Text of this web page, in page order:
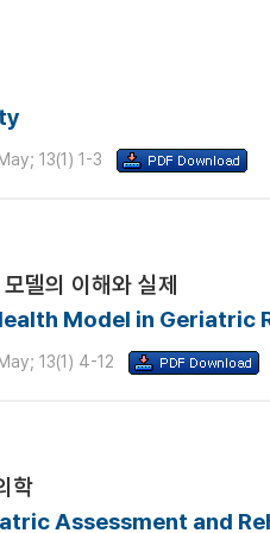
13(1) 1-3
델의 이해와 실제
Model in Geriatric
13(1) 4-12
학
Assessment and